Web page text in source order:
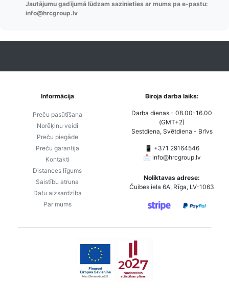
Jautājumu gadījumā lūdzam sazinieties ar mums pa e-pastu:
info@hrcgroup.lv
Informācija
Preču pasūtīšana
Norēķinu veidi
Preču piegāde
Preču garantija
Kontakti
Distances līgums
Saistību atruna
Datu aizsardzība
Par mums
Biroja darba laiks:
Darba dienas - 08.00-16.00
(GMT+2)
Sestdiena, Svētdiena - Brīvs
📱 +371 29164546
📩 info@hrcgroup.lv
Noliktavas adrese:
Čuibes iela 6A, Rīga, LV-1063